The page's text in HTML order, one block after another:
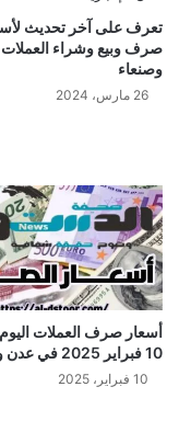
تعرف على آخر تحديث
صرف وبيع وشراء
وصنعاء
26 مارس، 2024
أسعار صرف العملات اليوم
10 فبراير 2025 في عدن وصنعاء
10 فبراير، 2025